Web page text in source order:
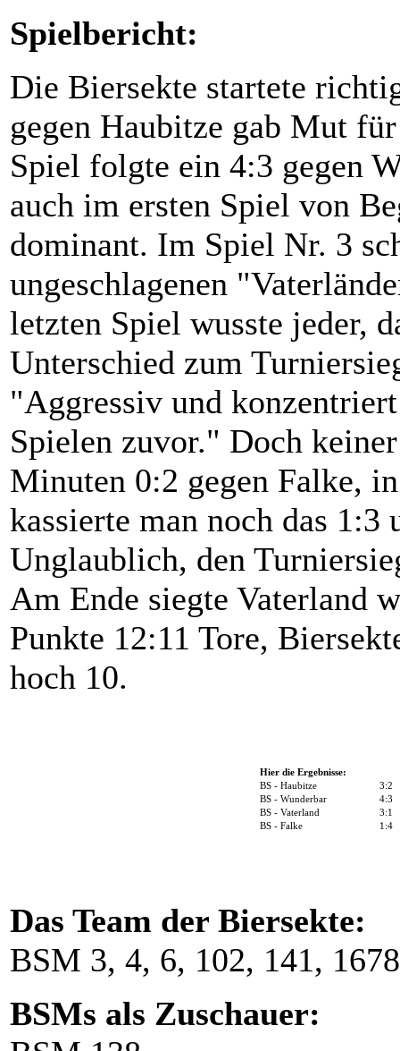
Spielbericht:
Die Biersekte startete
gegen Haubitze gab Mut
Spiel folgte ein 4:3 gegen
auch im ersten Spiel von
dominant. Im Spiel Nr. 3
ungeschlagenen
letzten Spiel wusste jeder,
Unterschied zum
"Aggressiv und
Spielen zuvor." Doch
Minuten 0:2 gegen Falke,
kassierte man noch das 1:3
Unglaublich, den
Am Ende siegte Vaterland
Punkte 12:11 Tore,
hoch 10.
Hier die Ergebnisse:
BS - Haubitze
3:2
BS - Wunderbar
4:3
BS - Vaterland
3:1
BS - Falke
1:4
Das Team der Biersekte:
BSM 3, 4, 6, 102, 141,
BSMs als Zuschauer: